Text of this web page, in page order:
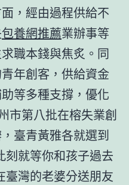
，經由過程供給不
包養網推薦業辦事等
職本錢與焦炙。同
年創客，供給資金
等多種支撐，優化
市第八批在榕失業創
臺青黃雅各就選到
刻就等你和孩子過去
臺灣的老婆分送朋友